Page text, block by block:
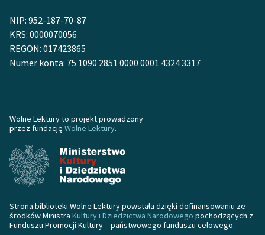
twórców przechodzących
do domeny publicznej,
lektur szkolnych oraz
Starego Testamentu
Lektur
O nas
Kontakt
Zespół
NIP: 952-187-70-87
KRS: 0000070056
REGON: 017423865
Numer konta: 75 1090 2851 0000 0001 4324 3317
Wolne Lektury to projekt prowadzony
przez fundację Wolne Lektury.
Strona biblioteki Wolne Lektury powstała dzięki dofinansowaniu ze
środków Ministra Kultury i Dziedzictwa Narodowego pochodzących z
Funduszu Promocji Kultury – państwowego funduszu celowego.